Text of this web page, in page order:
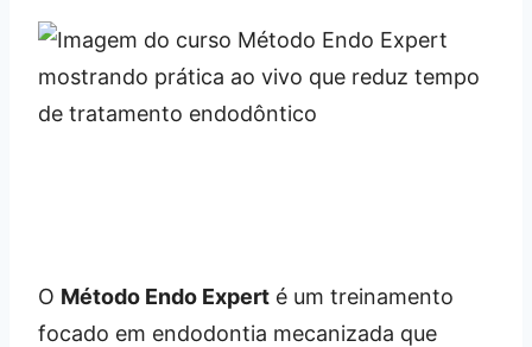
O Método Endo Expert é um treinamento
focado em endodontia mecanizada que